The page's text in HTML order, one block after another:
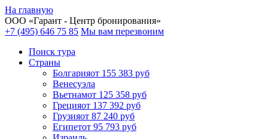
На главную
ООО «Гарант - Центр бронирования»
+7 (495) 646 75 85 Мы вам перезвоним
Поиск тура
Cтраны
Болгарияот 155 383 руб
Венесуэла
Вьетнамот 125 358 руб
Грецияот 137 392 руб
Грузияот 87 240 руб
Египетот 95 793 руб